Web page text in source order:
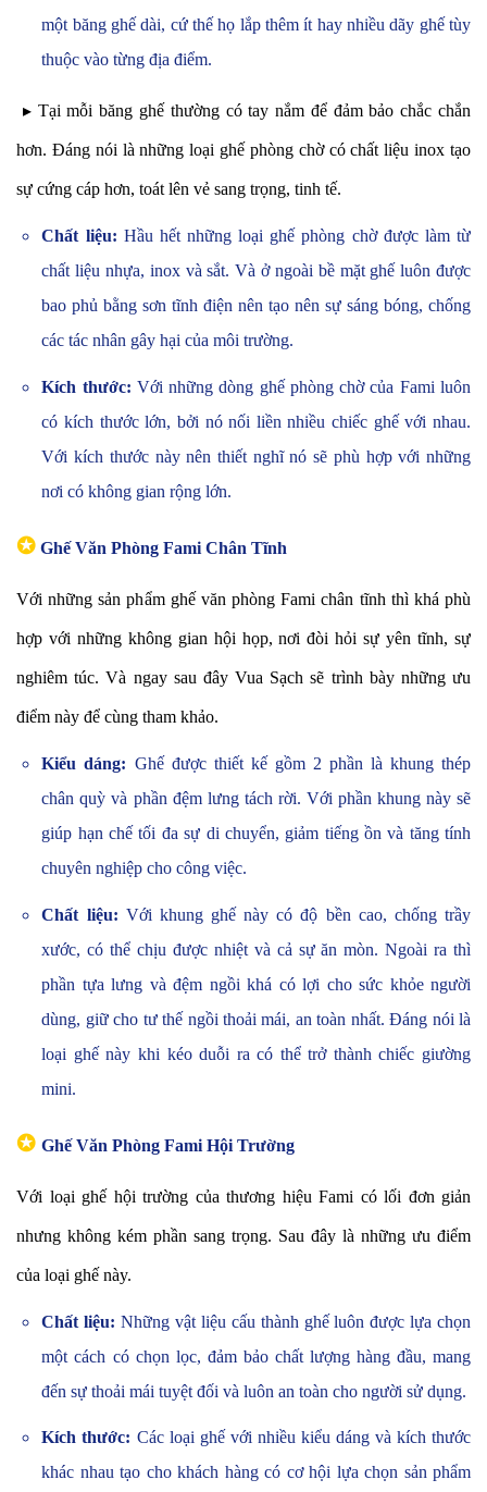
một băng ghế dài, cứ thế họ lắp thêm ít hay nhiều dãy ghế tùy
thuộc vào từng địa điểm.
▸ Tại mỗi băng ghế thường có tay nắm để đảm bảo chắc chắn
hơn. Đáng nói là những loại ghế phòng chờ có chất liệu inox tạo
sự cứng cáp hơn, toát lên vẻ sang trọng, tinh tế.
Chất liệu: Hầu hết những loại ghế phòng chờ được làm từ
chất liệu nhựa, inox và sắt. Và ở ngoài bề mặt ghế luôn được
bao phủ bằng sơn tĩnh điện nên tạo nên sự sáng bóng, chống
các tác nhân gây hại của môi trường.
Kích thước: Với những dòng ghế phòng chờ của Fami luôn
có kích thước lớn, bởi nó nối liền nhiều chiếc ghế với nhau.
Với kích thước này nên thiết nghĩ nó sẽ phù hợp với những
nơi có không gian rộng lớn.
✪ Ghế Văn Phòng Fami Chân Tĩnh
Với những sản phẩm ghế văn phòng Fami chân tĩnh thì khá phù
hợp với những không gian hội họp, nơi đòi hỏi sự yên tĩnh, sự
nghiêm túc. Và ngay sau đây Vua Sạch sẽ trình bày những ưu
điểm này để cùng tham khảo.
Kiểu dáng: Ghế được thiết kế gồm 2 phần là khung thép
chân quỳ và phần đệm lưng tách rời. Với phần khung này sẽ
giúp hạn chế tối đa sự di chuyển, giảm tiếng ồn và tăng tính
chuyên nghiệp cho công việc.
Chất liệu: Với khung ghế này có độ bền cao, chống trầy
xước, có thể chịu được nhiệt và cả sự ăn mòn. Ngoài ra thì
phần tựa lưng và đệm ngồi khá có lợi cho sức khỏe người
dùng, giữ cho tư thế ngồi thoải mái, an toàn nhất. Đáng nói là
loại ghế này khi kéo duỗi ra có thể trở thành chiếc giường
mini.
✪ Ghế Văn Phòng Fami Hội Trường
Với loại ghế hội trường của thương hiệu Fami có lối đơn giản
nhưng không kém phần sang trọng. Sau đây là những ưu điểm
của loại ghế này.
Chất liệu: Những vật liệu cấu thành ghế luôn được lựa chọn
một cách có chọn lọc, đảm bảo chất lượng hàng đầu, mang
đến sự thoải mái tuyệt đối và luôn an toàn cho người sử dụng.
Kích thước: Các loại ghế với nhiều kiểu dáng và kích thước
khác nhau tạo cho khách hàng có cơ hội lựa chọn sản phẩm